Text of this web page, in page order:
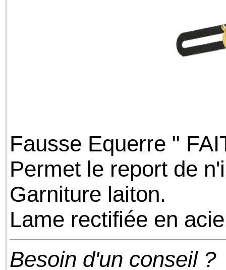
Fausse Equerre "
Permet le report de
Garniture laiton.
Lame rectifiée en
Besoin d'un conseil ?